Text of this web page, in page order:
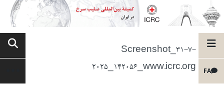
FA
Screenshot_31-7-
2025_142056_www.icrc.org